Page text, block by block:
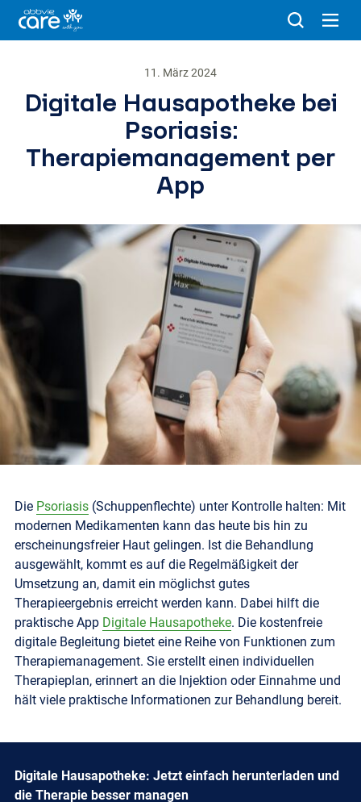
11. März 2024
Digitale Hausapotheke bei
Psoriasis:
Therapiemanagement per
App
Die Psoriasis (Schuppenflechte) unter Kontrolle halten: Mit
modernen Medikamenten kann das heute bis hin zu
erscheinungsfreier Haut gelingen. Ist die Behandlung
ausgewählt, kommt es auf die Regelmäßigkeit der
Umsetzung an, damit ein möglichst gutes
Therapieergebnis erreicht werden kann. Dabei hilft die
praktische App Digitale Hausapotheke. Die kostenfreie
digitale Begleitung bietet eine Reihe von Funktionen zum
Therapiemanagement. Sie erstellt einen individuellen
Therapieplan, erinnert an die Injektion oder Einnahme und
hält viele praktische Informationen zur Behandlung bereit.
Digitale Hausapotheke: Jetzt einfach herunterladen und
die Therapie besser managen